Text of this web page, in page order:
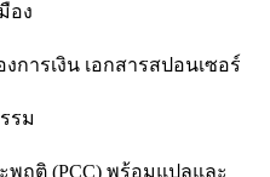
อง
การเงิน เอกสารสปอนเซอร์
รม
ฤติ (PCC) พร้อมแปลและ